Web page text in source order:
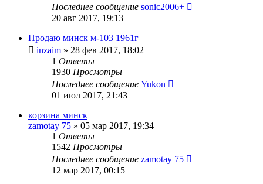
Последнее сообщение sonic2006+
20 авг 2017, 19:13
Продаю минск м-103 1961г
inzaim » 28 фев 2017, 18:02
1 Ответы
1930 Просмотры
Последнее сообщение Yukon
01 июл 2017, 21:43
корзина минск
zamotay 75 » 05 мар 2017, 19:34
1 Ответы
1542 Просмотры
Последнее сообщение zamotay 75
12 мар 2017, 00:15